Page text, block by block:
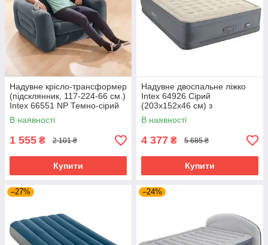
Надувне крісло-трансформер
(підсклянник, 117-224-66 см.)
Intex 66551 NP Темно-сірий
В наявності
1 555 ₴ 2 101 ₴
Купити
Надувне двоспальне ліжко
Intex 64926 Сірий
(203x152x46 см) з
вбудованим електричним
насосом
В наявності
4 377 ₴ 5 685 ₴
Купити
–27% –24%